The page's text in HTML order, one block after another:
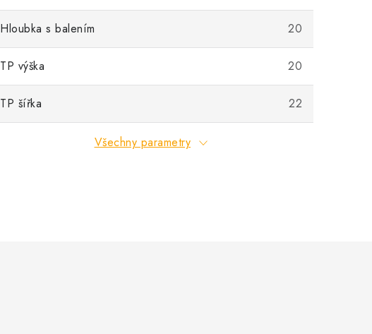
Hloubka s balením 20
TP výška 20
TP šířka 22
Všechny parametry